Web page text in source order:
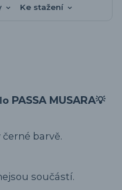
Ke stažení
PASSA MUSARA💡
barvě.
součástí.